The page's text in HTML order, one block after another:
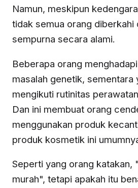
Namun, meskipun
tidak semua orang diberkahi
sempurna secara alami.
Beberapa orang
masalah genetik, sementara
mengikuti rutinitas
Dan ini membuat orang
menggunakan produk
produk kosmetik ini
Seperti yang orang katakan,
murah", tetapi apakah itu